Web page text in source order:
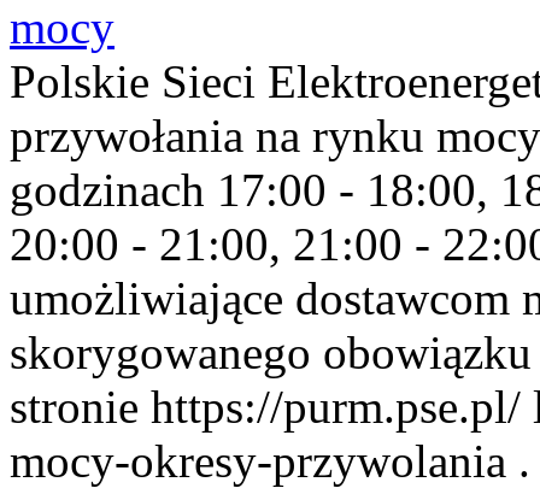
mocy
Polskie Sieci
przywołania na rynku
godzinach 17:00 - 18:00,
20:00 - 21:00, 21:00 -
umożliwiające dostawcom
skorygowanego
stronie https://
mocy-okresy-przywolania